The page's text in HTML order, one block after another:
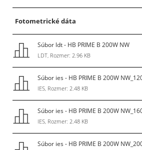
Fotometrické dáta
Súbor ldt - HB PRIME B 200W NW
LDT, Rozmer: 2.96 KB
Súbor ies - HB PRIME B 200W
IES, Rozmer: 2.48 KB
Súbor ies - HB PRIME B 200W
IES, Rozmer: 2.48 KB
Súbor ies - HB PRIME B 200W